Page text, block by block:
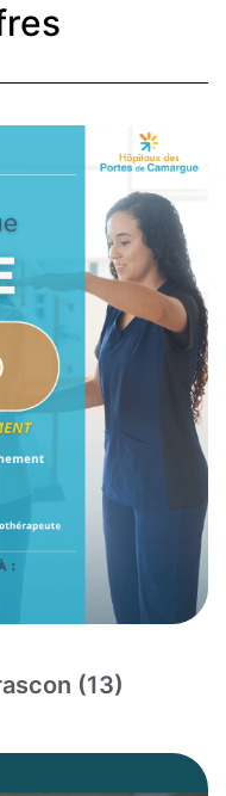
(13)